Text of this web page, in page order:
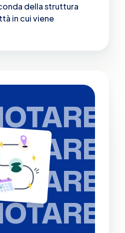
della struttura
in cui viene